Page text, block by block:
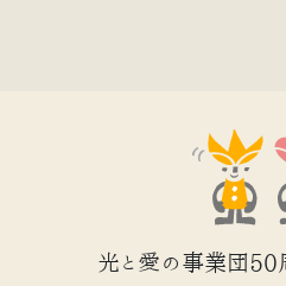
光と愛の事業団50